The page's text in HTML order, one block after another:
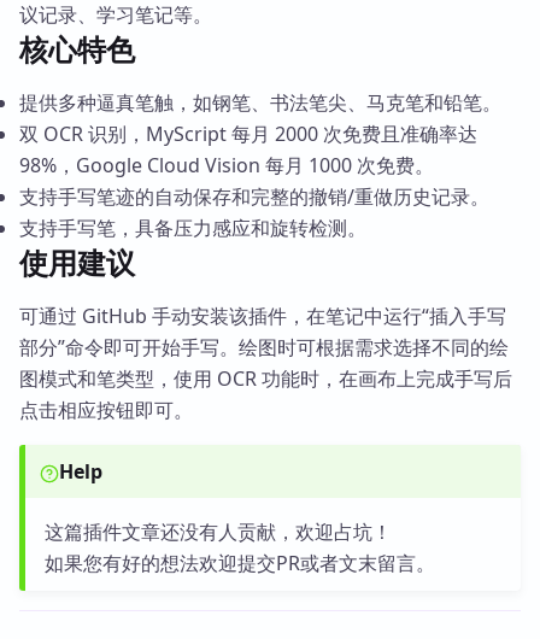
议记录、学习笔记等。
核心特色
提供多种逼真笔触，如钢笔、书法笔尖、马克笔和铅笔。
双 OCR 识别，MyScript 每月 2000 次免费且准确率达
98%，Google Cloud Vision 每月 1000 次免费。
支持手写笔迹的自动保存和完整的撤销/重做历史记录。
支持手写笔，具备压力感应和旋转检测。
使用建议
可通过 GitHub 手动安装该插件，在笔记中运行“插入手写
部分”命令即可开始手写。绘图时可根据需求选择不同的绘
图模式和笔类型，使用 OCR 功能时，在画布上完成手写后
点击相应按钮即可。
Help
这篇插件文章还没有人贡献，欢迎占坑！
如果您有好的想法欢迎提交PR或者文末留言。